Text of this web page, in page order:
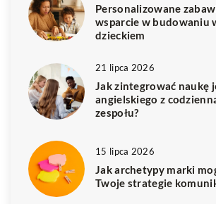
Personalizowane
wsparcie w budowaniu
dzieckiem
21 lipca 2026
Jak zintegrować naukę
angielskiego z
zespołu?
15 lipca 2026
Jak archetypy marki
Twoje strategie